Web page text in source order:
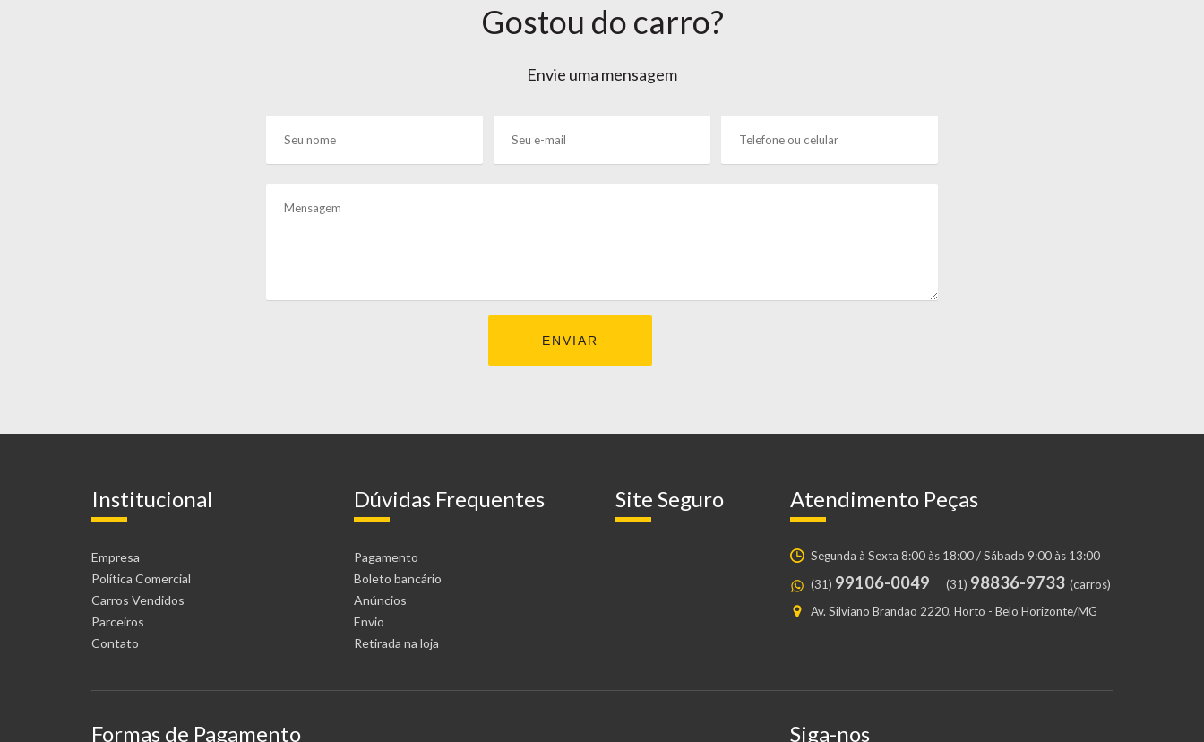
Gostou do carro?
Envie uma mensagem
Institucional
Empresa
Política Comercial
Carros Vendidos
Parceiros
Contato
Dúvidas Frequentes
Pagamento
Boleto bancário
Anúncios
Envio
Retirada na loja
Site Seguro Atendimento Peças
Segunda à Sexta 8:00 às 18:00 / Sábado 9:00 às 13:00
(31) 99106-0049 (31) 98836-9733 (carros)
Av. Silviano Brandao 2220, Horto - Belo Horizonte/MG
Formas de Pagamento Siga-nos